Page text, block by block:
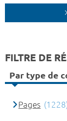
FILTRE DE
Par type de
Pages